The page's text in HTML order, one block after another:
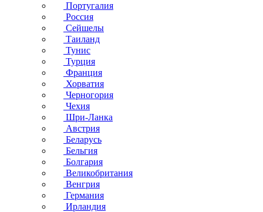
Португалия
Россия
Сейшелы
Таиланд
Тунис
Турция
Франция
Хорватия
Черногория
Чехия
Шри-Ланка
Австрия
Беларусь
Бельгия
Болгария
Великобритания
Венгрия
Германия
Ирландия